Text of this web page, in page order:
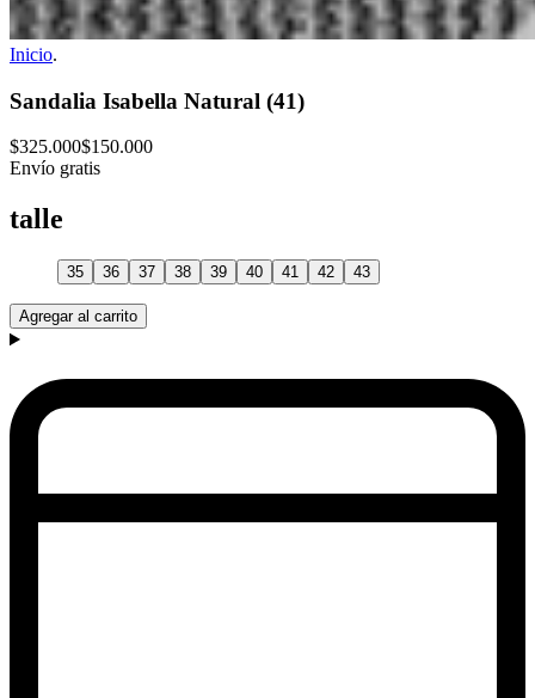
Inicio.
Sandalia Isabella Natural (41)
$325.000$150.000
Envío gratis
talle
35 36 37 38 39 40 41 42 43
Agregar al carrito